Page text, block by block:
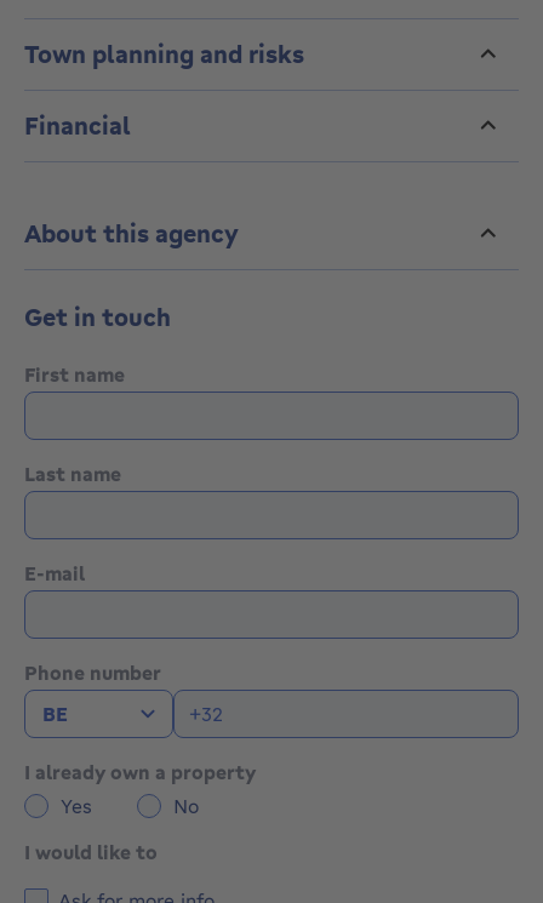
Town planning and risks
Financial
About this agency
Get in touch
First name
Last name
E-mail
Phone number
I already own a property
Yes
No
I would like to